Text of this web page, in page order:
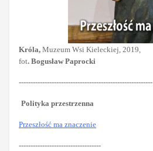
Króla, Muzeum Wsi Kieleckiej, 2019,
fot. Bogusław Paprocki
---------------------------------------------------------
Polityka przestrzenna
Przeszłość ma znaczenie
-----------------------------------